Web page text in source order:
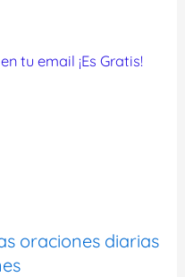
tu email ¡Es Gratis!
oraciones diarias